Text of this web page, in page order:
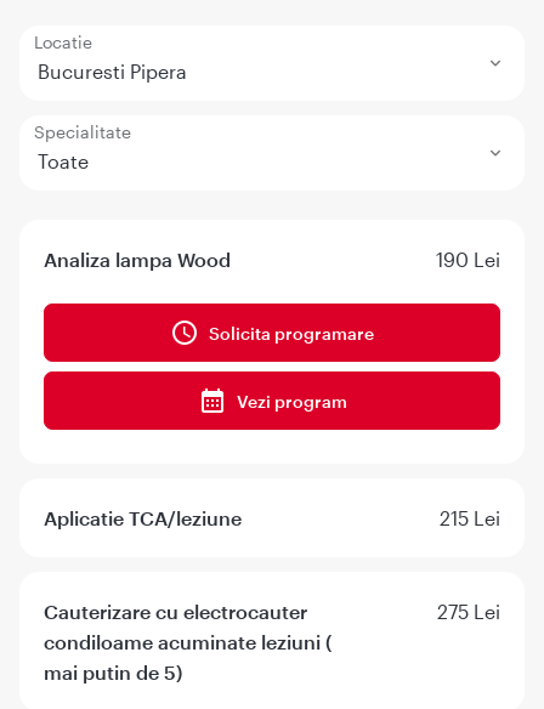
Locatie
Bucuresti Pipera
Specialitate
Toate
Analiza lampa Wood 190 Lei
Solicita programare
Vezi program
Aplicatie TCA/leziune 215 Lei
Cauterizare cu electrocauter
condiloame acuminate leziuni (
mai putin de 5)
275 Lei